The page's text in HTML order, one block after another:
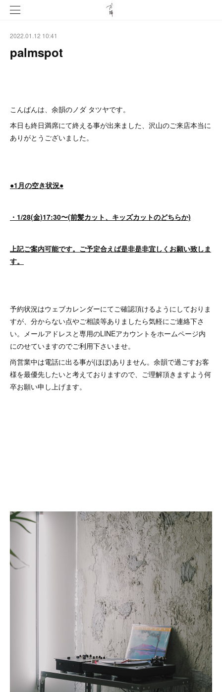
2022.01.12 10:41
palmspot
こんばんは、余韻のノダ タツヤです。
本日も終日満席にて終える事が出来ました、沢山のご来店本当に
ありがとうございました。
●1月の空き状況●
・1/28(金)17:30〜(前髪カット、キッズカットのどちらか)
上記ご案内可能です。ご予定合えば是非是非宜しくお願い致しま
す。
予約状況はウェブカレンダーにてご確認頂けるようにしておりま
すが、分からない点やご相談等ありましたら気軽にご連絡下さ
い。メールアドレスと専用のLINEアカウントをホームページ内
にのせていますのでご利用下さいませ。
尚営業中は電話に出る事が(ほぼ)ありません。余韻で過ごすお客
様を最優先したいと考えておりますので、ご理解頂きますよう何
卒お願い申し上げます。